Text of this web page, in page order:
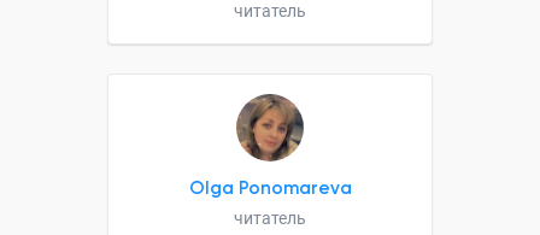
читатель
Olga Ponomareva
читатель